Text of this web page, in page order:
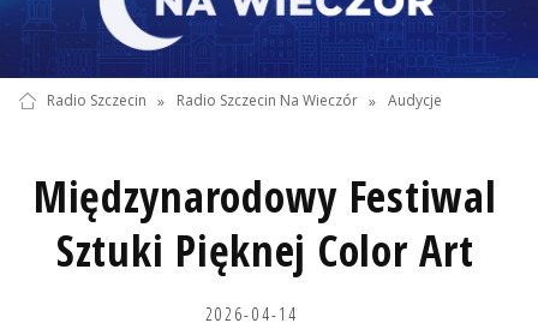
Radio Szczecin » Radio Szczecin Na Wieczór » Audycje
Międzynarodowy Festiwal
Sztuki Pięknej Color Art
2026-04-14